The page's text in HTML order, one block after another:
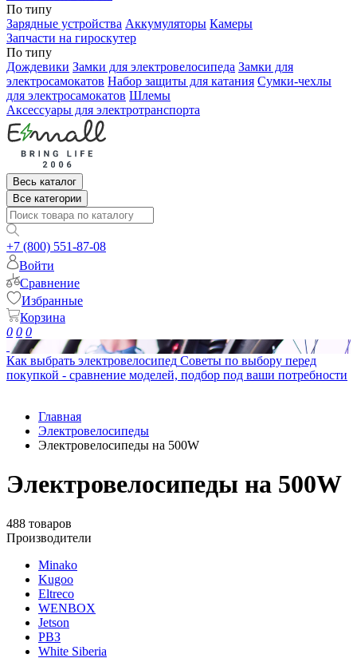
По типу
Зарядные устройства Аккумуляторы Камеры
Запчасти на гироскутер
По типу
Дождевики Замки для электровелосипеда Замки для
электросамокатов Набор защиты для катания Сумки-чехлы
для электросамокатов Шлемы
Аксессуары для электротранспорта
Весь каталог
Все категории
+7 (800) 551-87-08
Войти
Сравнение
Избранные
Корзина
0 0 0
Как выбрать электровелосипед Советы по выбору перед
покупкой - сравнение моделей, подбор под ваши потребности
Главная
Электровелосипеды
Электровелосипеды на 500W
Электровелосипеды на 500W
488 товаров
Производители
Minako
Kugoo
Eltreco
WENBOX
Jetson
РВЗ
White Siberia